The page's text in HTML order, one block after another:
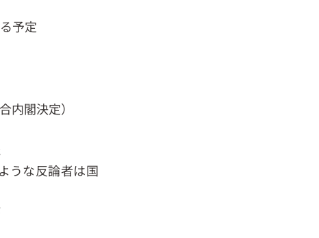
予定
内閣決定）
うな反論者は国